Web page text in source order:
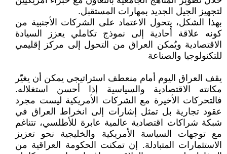
لتجهيز الجيل الجديد بمهارات المستقبل.
بهذا الشكل، يتحول الاعتماد على الشركات الأجنبية من
كونه علاقة أحادية إلى نموذج تكاملي يعزز السيادة
الاقتصادية ويُمكن العراق من التحول إلى مركز إقليمي
للتكنولوجيا والصناعة
يقف العراق اليوم أمام منعطف استراتيجي يمكن أن يغيّر
مكانته الاقتصادية والسياسية إذا أحسن استغلاله.
فالتحركات الأخيرة مع الشركات الأمريكية ليست مجرد
عقود تجارية بل تمثل إشارات إلى انخراط العراق في
شبكة شراكات اقتصادية عالمية عابرة للأطلسي، تتناغم
مع توجهات السياسة الأمريكية والخليجية نحو تعزيز
الاستثمارات المتبادلة. إن تمكنت الحكومة العراقية من